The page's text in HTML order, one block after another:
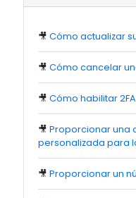
🎥 Cómo actualizar
🎥 Cómo cancelar
🎥 Cómo habilitar
🎥 Proporcionar una
personalizada para
🎥 Proporcionar un